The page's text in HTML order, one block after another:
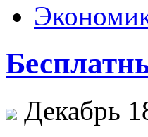
Декабрь